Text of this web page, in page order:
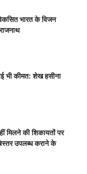
भारत के विजन
भी कीमत: शेख हसीना
मिलने की शिकायतों पर
उपलब्ध कराने के